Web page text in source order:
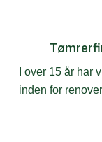
I over 15 år
inden for